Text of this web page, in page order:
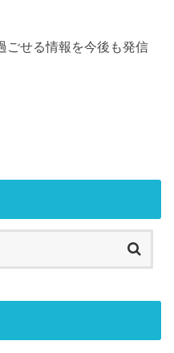
ごせる情報を今後も発信